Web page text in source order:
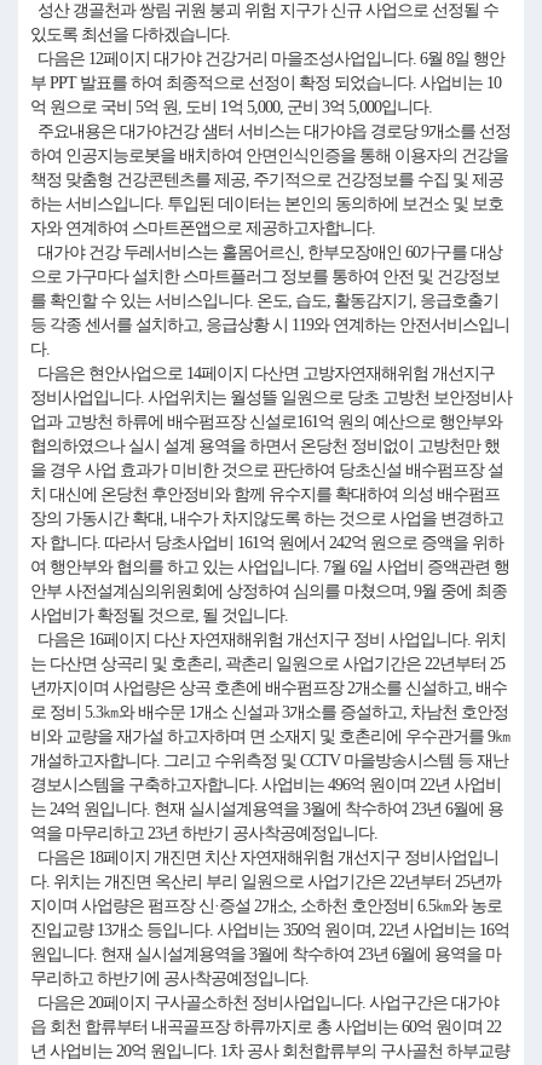
성산 갱골천과 쌍림 귀원 붕괴 위험 지구가 신규 사업으로 선정될 수
있도록 최선을 다하겠습니다.
다음은 12페이지 대가야 건강거리 마을조성사업입니다. 6월 8일 행안
부 PPT 발표를 하여 최종적으로 선정이 확정 되었습니다. 사업비는 10
억 원으로 국비 5억 원, 도비 1억 5,000, 군비 3억 5,000입니다.
주요내용은 대가야건강 샘터 서비스는 대가야읍 경로당 9개소를 선정
하여 인공지능로봇을 배치하여 안면인식인증을 통해 이용자의 건강을
책정 맞춤형 건강콘텐츠를 제공, 주기적으로 건강정보를 수집 및 제공
하는 서비스입니다. 투입된 데이터는 본인의 동의하에 보건소 및 보호
자와 연계하여 스마트폰앱으로 제공하고자합니다.
대가야 건강 두레서비스는 홀몸어르신, 한부모장애인 60가구를 대상
으로 가구마다 설치한 스마트플러그 정보를 통하여 안전 및 건강정보
를 확인할 수 있는 서비스입니다. 온도, 습도, 활동감지기, 응급호출기
등 각종 센서를 설치하고, 응급상황 시 119와 연계하는 안전서비스입니
다.
다음은 현안사업으로 14페이지 다산면 고방자연재해위험 개선지구
정비사업입니다. 사업위치는 월성뜰 일원으로 당초 고방천 보안정비사
업과 고방천 하류에 배수펌프장 신설로161억 원의 예산으로 행안부와
협의하였으나 실시 설계 용역을 하면서 온당천 정비없이 고방천만 했
을 경우 사업 효과가 미비한 것으로 판단하여 당초신설 배수펌프장 설
치 대신에 온당천 후안정비와 함께 유수지를 확대하여 의성 배수펌프
장의 가동시간 확대, 내수가 차지않도록 하는 것으로 사업을 변경하고
자 합니다. 따라서 당초사업비 161억 원에서 242억 원으로 증액을 위하
여 행안부와 협의를 하고 있는 사업입니다. 7월 6일 사업비 증액관련 행
안부 사전설계심의위원회에 상정하여 심의를 마쳤으며, 9월 중에 최종
사업비가 확정될 것으로, 될 것입니다.
다음은 16페이지 다산 자연재해위험 개선지구 정비 사업입니다. 위치
는 다산면 상곡리 및 호촌리, 곽촌리 일원으로 사업기간은 22년부터 25
년까지이며 사업량은 상곡 호촌에 배수펌프장 2개소를 신설하고, 배수
로 정비 5.3㎞와 배수문 1개소 신설과 3개소를 증설하고, 차남천 호안정
비와 교량을 재가설 하고자하며 면 소재지 및 호촌리에 우수관거를 9㎞
개설하고자합니다. 그리고 수위측정 및 CCTV 마을방송시스템 등 재난
경보시스템을 구축하고자합니다. 사업비는 496억 원이며 22년 사업비
는 24억 원입니다. 현재 실시설계용역을 3월에 착수하여 23년 6월에 용
역을 마무리하고 23년 하반기 공사착공예정입니다.
다음은 18페이지 개진면 치산 자연재해위험 개선지구 정비사업입니
다. 위치는 개진면 옥산리 부리 일원으로 사업기간은 22년부터 25년까
지이며 사업량은 펌프장 신·증설 2개소, 소하천 호안정비 6.5㎞와 농로
진입교량 13개소 등입니다. 사업비는 350억 원이며, 22년 사업비는 16억
원입니다. 현재 실시설계용역을 3월에 착수하여 23년 6월에 용역을 마
무리하고 하반기에 공사착공예정입니다.
다음은 20페이지 구사골소하천 정비사업입니다. 사업구간은 대가야
읍 회천 합류부터 내곡골프장 하류까지로 총 사업비는 60억 원이며 22
년 사업비는 20억 원입니다. 1차 공사 회천합류부의 구사골천 하부교량